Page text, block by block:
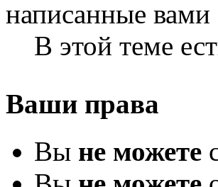
В этой теме
Ваши права
Вы не можете